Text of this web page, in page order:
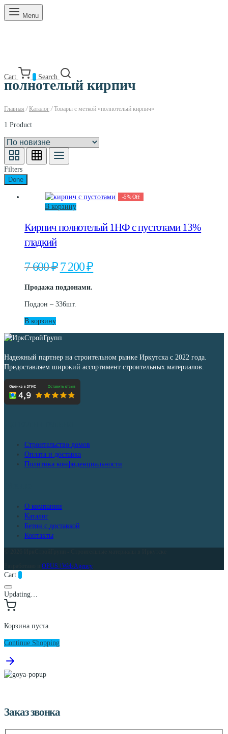
Menu
Cart Search
полнотелый кирпич
Главная / Каталог /Товары с меткой «полнотелый кирпич»
1 Product
Filters
Done
-5% Off
В корзину
Кирпич полнотелый 1НФ с пустотами 13%
гладкий
7 600₽ Первоначальная
цена
7
600 ₽.
7 200₽Текущая
цена:
Продажа поддонами.
Поддон – 336шт.
В корзину
Надежный партнер на строительном рынке Иркутска с 2022 года.
Предоставляем широкий ассортимент строительных материалов.
Строительство домов
Оплата и доставка
Политика конфиденциальности
О компании
Каталог
Бетон с доставкой
Контакты
OPUS | Web Agency
Cart
Updating…
Корзина пуста.
Continue Shopping
Заказ звонка